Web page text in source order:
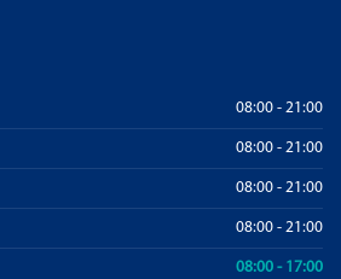
08:00 - 21:00
08:00 - 21:00
08:00 - 21:00
08:00 - 21:00
08:00 - 17:00